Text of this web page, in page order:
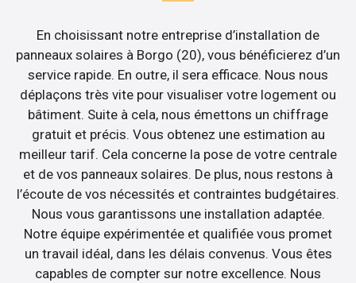
En choisissant notre entreprise d’installation de
panneaux solaires à Borgo (20), vous bénéficierez d’un
service rapide. En outre, il sera efficace. Nous nous
déplaçons très vite pour visualiser votre logement ou
bâtiment. Suite à cela, nous émettons un chiffrage
gratuit et précis. Vous obtenez une estimation au
meilleur tarif. Cela concerne la pose de votre centrale
et de vos panneaux solaires. De plus, nous restons à
l’écoute de vos nécessités et contraintes budgétaires.
Nous vous garantissons une installation adaptée.
Notre équipe expérimentée et qualifiée vous promet
un travail idéal, dans les délais convenus. Vous êtes
capables de compter sur notre excellence. Nous